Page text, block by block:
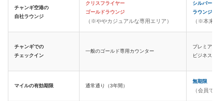
チャンギ空港の
自社ラウンジ
クリスフライヤー
ゴールドラウンジ
（※ややカジュアルな専用エリア）
シルバーク
ラウンジ（
（※本来
チャンギでの
チェックイン
一般のゴールド専用カウンター
プレミアム
ビジネス用
マイルの有効期限 通常通り（3年間）
無期限
（会員で